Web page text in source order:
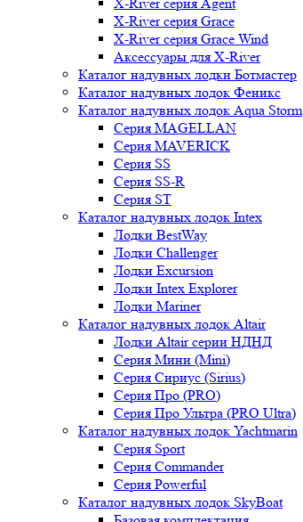
X-River серия Grace
X-River серия Grace Wind
Аксессуары для X-River
Каталог надувных лодки Ботмастер
Каталог надувных лодок Феникc
Каталог надувных лодок Aqua Storm
Серия MAGELLAN
Серия MAVERICK
Серия SS
Серия SS-R
Серия ST
Каталог надувных лодок Intex
Лодки BestWay
Лодки Challenger
Лодки Excursion
Лодки Intex Explorer
Лодки Mariner
Каталог надувных лодок Altair
Лодки Altair серии НДНД
Серия Мини (Mini)
Серия Сириус (Sirius)
Серия Про (PRO)
Серия Про Ультра (PRO Ultra)
Каталог надувных лодок Yachtmarin
Серия Sport
Серия Commander
Серия Powerful
Каталог надувных лодок SkyBoat